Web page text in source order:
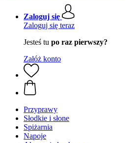
Zaloguj się
Zaloguj się teraz
Jesteś tu po raz pierwszy?
Załóż konto
Przyprawy
Słodkie i słone
Spiżarnia
Napoje